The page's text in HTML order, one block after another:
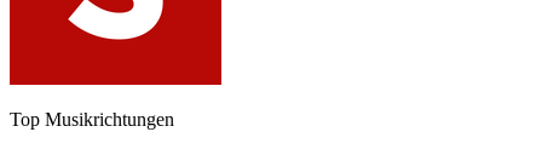
Top Musikrichtungen